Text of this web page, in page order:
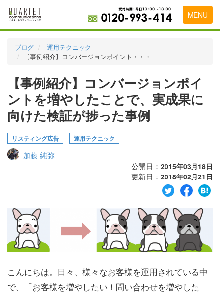
MENU
料金表
実績・お客様の声
初めて導入をお考えの方
代理店の乗り換えをお考えの方
広告代理店・HP制作会社様へ
お申し込みから運用開始までの流れ
ブログ
運用テクニック
【事例紹介】コンバージョンポイント・・・
【事例紹介】コンバージョンポイ
ントを増やしたことで、実成果に
向けた検証が捗った事例
リスティング広告 運用テクニック
加藤 純弥
公開日： 2015年03月18日
更新日： 2018年02月21日
こんにちは。日々、様々なお客様を運用されている中
で、「お客様を増やしたい！問い合わせを増やした